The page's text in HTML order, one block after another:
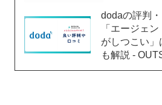
dodaの評判
「エージェ
がしつこい
も解説 -